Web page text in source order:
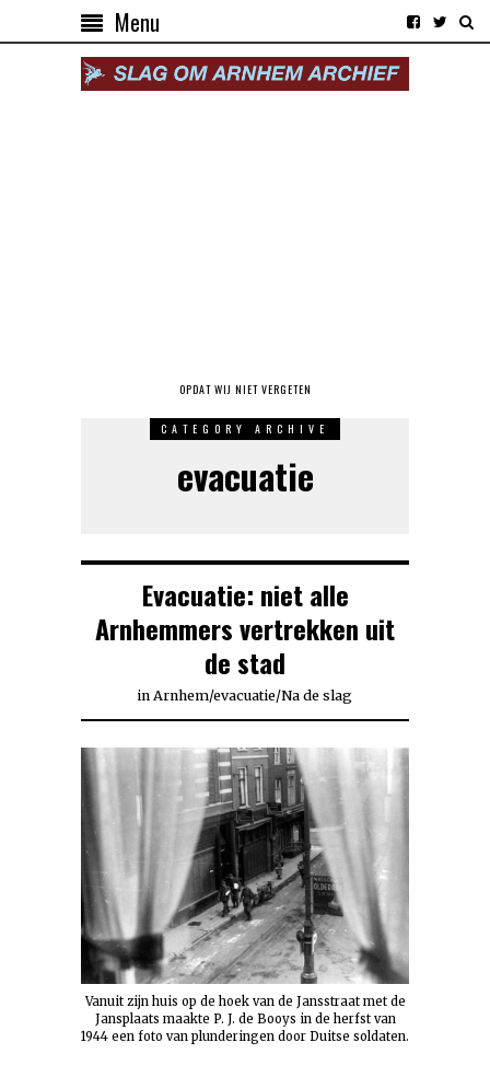
Menu
OPDAT WIJ NIET VERGETEN
CATEGORY ARCHIVE
evacuatie
Evacuatie: niet alle
Arnhemmers vertrekken uit
de stad
in Arnhem/evacuatie/Na de slag
Vanuit zijn huis op de hoek van de Jansstraat met de
Jansplaats maakte P. J. de Booys in de herfst van
1944 een foto van plunderingen door Duitse soldaten.